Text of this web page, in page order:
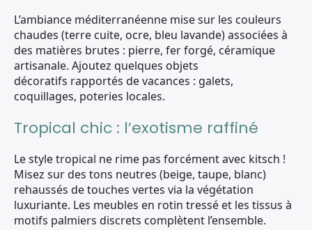
L’ambiance méditerranéenne mise sur les couleurs
chaudes (terre cuite, ocre, bleu lavande) associées à
des matières brutes : pierre, fer forgé, céramique
artisanale. Ajoutez quelques objets
décoratifs rapportés de vacances : galets,
coquillages, poteries locales.
Tropical chic : l’exotisme raffiné
Le style tropical ne rime pas forcément avec kitsch !
Misez sur des tons neutres (beige, taupe, blanc)
rehaussés de touches vertes via la végétation
luxuriante. Les meubles en rotin tressé et les tissus à
motifs palmiers discrets complètent l’ensemble.